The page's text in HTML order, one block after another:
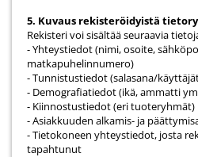
5. Kuvaus rekisteröidyistä
Rekisteri voi sisältää seuraavia
- Yhteystiedot (nimi, osoite,
matkapuhelinnumero)
- Tunnistustiedot (salasana/
- Demografiatiedot (ikä, ammatti
- Kiinnostustiedot (eri tuoteryhmät)
- Asiakkuuden alkamis- ja
- Tietokoneen yhteystiedot, josta
tapahtunut